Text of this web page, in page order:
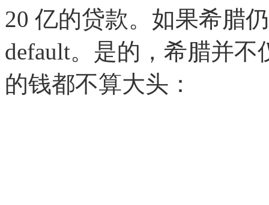
20 亿的贷款。如果希腊
default。是的，希腊并
的钱都不算大头：